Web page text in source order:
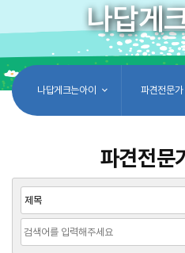
나답게
나답게크는아이 파견전문가
파견전문